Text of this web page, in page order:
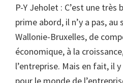
P-Y Jeholet : C’est une très
prime abord, il n’y a pas,
Wallonie-Bruxelles, de
économique, à la
l’entreprise. Mais en fait, il